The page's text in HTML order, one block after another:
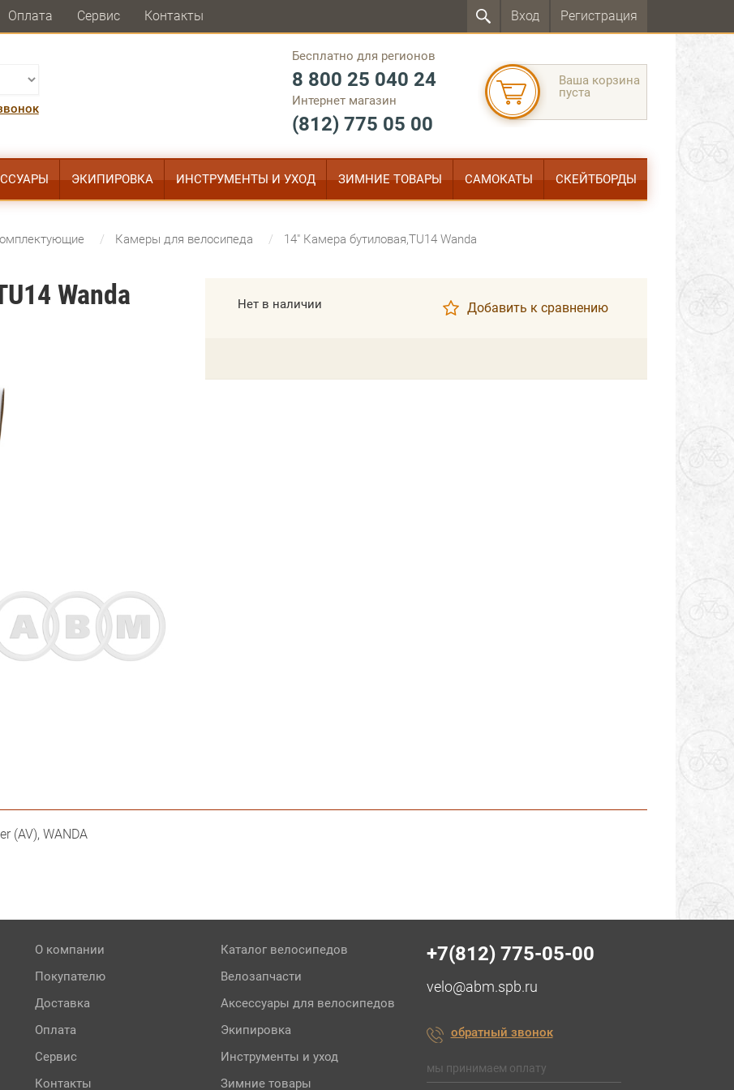
Оплата Сервис Контакты Вход Регистрация
Бесплатно для регионов
8 800 25 040 24
Интернет магазин
(812) 775 05 00
Ваша корзина
пуста
ЭКИПИРОВКА ИНСТРУМЕНТЫ И УХОД ЗИМНИЕ ТОВАРЫ САМОКАТЫ СКЕЙТБОРДЫ
Камеры для велосипеда 14" Камера бутиловая,TU14 Wanda
Wanda Нет в наличии Добавить к сравнению
(AV), WANDA
О компании
Покупателю
Доставка
Оплата
Сервис
Контакты
Каталог велосипедов
Велозапчасти
Аксессуары для велосипедов
Экипировка
Инструменты и уход
Зимние товары
+7(812) 775-05-00
velo@abm.spb.ru
обратный звонок
мы принимаем оплату